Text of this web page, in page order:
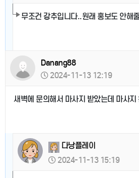
무조건 강추입니다..원래 홍보도 안해
Danang88
2024-11-13 12:19
새벽에 문의해서 마사지 받았는데 마사지
다낭플레이
2024-11-13 15:19